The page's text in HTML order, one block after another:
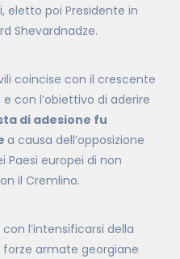
eletto poi Presidente in
Shevardnadze.
coincise con il crescente
con l’obiettivo di aderire
di adesione fu
a causa dell’opposizione
Paesi europei di non
il Cremlino.
con l’intensificarsi della
forze armate georgiane